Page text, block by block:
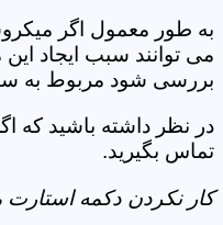
به طور معمول اگر
می توانند سبب ایجاد
بررسی شود مربوط به
در نظر داشته باشید که
تماس بگیرید.
کار نکردن دکمه